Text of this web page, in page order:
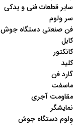
سایر قطعات فنی و یدکی
سر ولوم
فن صنعتی دستگاه جوش
کابل
کانکتور
کلید
گارد فن
ماسفت
مقاومت آجری
نمایشگر
ولوم دستگاه جوش